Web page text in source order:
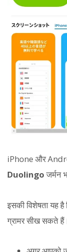
iPhone और
Duolingoजर्मन
इसकी विशेषता यह
ग्रामर सीख सकते